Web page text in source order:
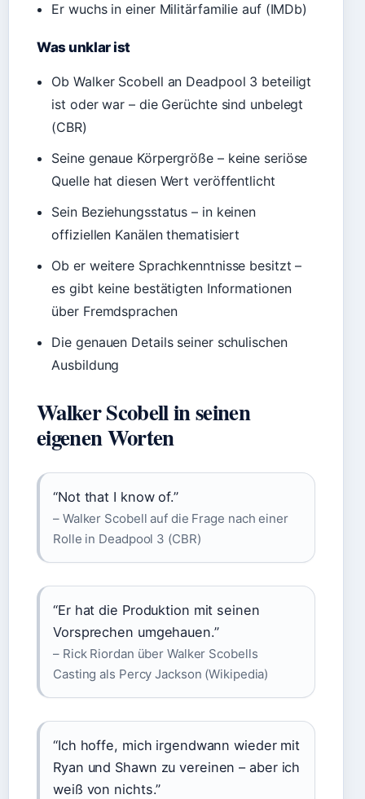
Er wuchs in einer Militärfamilie auf (IMDb)
Was unklar ist
Ob Walker Scobell an Deadpool 3 beteiligt
ist oder war – die Gerüchte sind unbelegt
(CBR)
Seine genaue Körpergröße – keine seriöse
Quelle hat diesen Wert veröffentlicht
Sein Beziehungsstatus – in keinen
offiziellen Kanälen thematisiert
Ob er weitere Sprachkenntnisse besitzt –
es gibt keine bestätigten Informationen
über Fremdsprachen
Die genauen Details seiner schulischen
Ausbildung
Walker Scobell in seinen
eigenen Worten
“Not that I know of.”
– Walker Scobell auf die Frage nach einer
Rolle in Deadpool 3 (CBR)
“Er hat die Produktion mit seinen
Vorsprechen umgehauen.”
– Rick Riordan über Walker Scobells
Casting als Percy Jackson (Wikipedia)
“Ich hoffe, mich irgendwann wieder mit
Ryan und Shawn zu vereinen – aber ich
weiß von nichts.”